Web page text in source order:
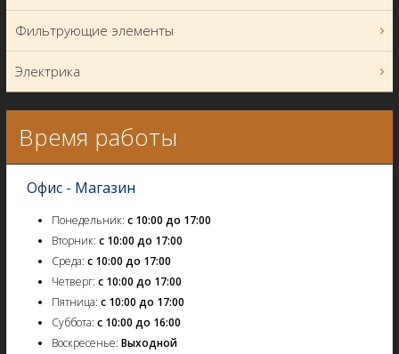
Фильтрующие элементы
Электрика
Время работы
Офис - Магазин
Понедельник: с 10:00 до 17:00
Вторник: с 10:00 до 17:00
Среда: с 10:00 до 17:00
Четверг: с 10:00 до 17:00
Пятница: с 10:00 до 17:00
Суббота: с 10:00 до 16:00
Воскресенье: Выходной